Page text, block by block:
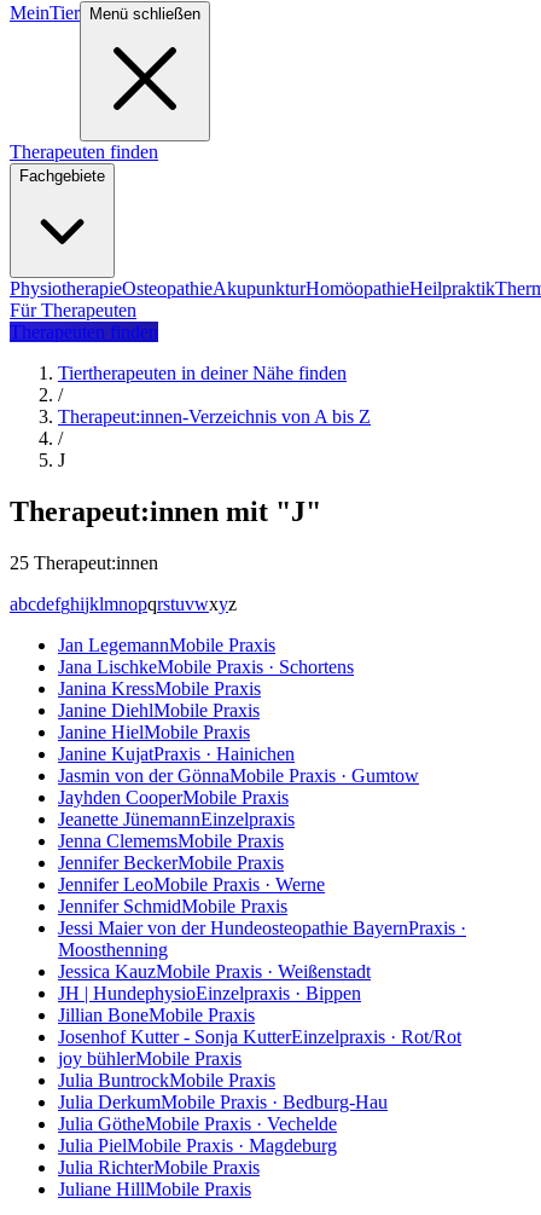
MeinTier Menü schließen
Therapeuten finden
Fachgebiete
PhysiotherapieOsteopathieAkupunkturHomöopathieHeilpraktik
Für Therapeuten
Therapeuten finden
Tiertherapeuten in deiner Nähe finden
/
Therapeut:innen-Verzeichnis von A bis Z
/
J
Therapeut:innen mit "J"
25 Therapeut:innen
abcdefghijklmnopqrstuvwxyz
Jan LegemannMobile Praxis
Jana LischkeMobile Praxis · Schortens
Janina KressMobile Praxis
Janine DiehlMobile Praxis
Janine HielMobile Praxis
Janine KujatPraxis · Hainichen
Jasmin von der GönnaMobile Praxis · Gumtow
Jayhden CooperMobile Praxis
Jeanette JünemannEinzelpraxis
Jenna ClememsMobile Praxis
Jennifer BeckerMobile Praxis
Jennifer LeoMobile Praxis · Werne
Jennifer SchmidMobile Praxis
Jessi Maier von der Hundeosteopathie BayernPraxis ·
Moosthenning
Jessica KauzMobile Praxis · Weißenstadt
JH | HundephysioEinzelpraxis · Bippen
Jillian BoneMobile Praxis
Josenhof Kutter - Sonja KutterEinzelpraxis · Rot/Rot
joy bühlerMobile Praxis
Julia BuntrockMobile Praxis
Julia DerkumMobile Praxis · Bedburg-Hau
Julia GötheMobile Praxis · Vechelde
Julia PielMobile Praxis · Magdeburg
Julia RichterMobile Praxis
Juliane HillMobile Praxis